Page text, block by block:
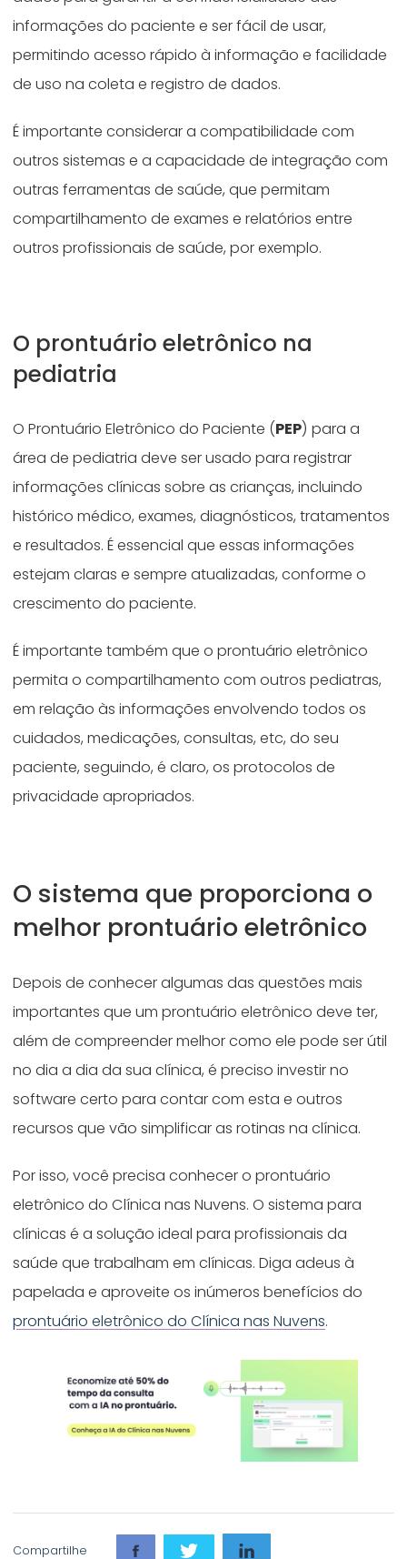
informações do paciente e ser fácil de usar,
permitindo acesso rápido à informação e facilidade
de uso na coleta e registro de dados.
É importante considerar a compatibilidade com
outros sistemas e a capacidade de integração com
outras ferramentas de saúde, que permitam
compartilhamento de exames e relatórios entre
outros profissionais de saúde, por exemplo.
O prontuário eletrônico na
pediatria
O Prontuário Eletrônico do Paciente (PEP) para a
área de pediatria deve ser usado para registrar
informações clínicas sobre as crianças, incluindo
histórico médico, exames, diagnósticos, tratamentos
e resultados. É essencial que essas informações
estejam claras e sempre atualizadas, conforme o
crescimento do paciente.
É importante também que o prontuário eletrônico
permita o compartilhamento com outros pediatras,
em relação às informações envolvendo todos os
cuidados, medicações, consultas, etc, do seu
paciente, seguindo, é claro, os protocolos de
privacidade apropriados.
O sistema que proporciona o
melhor prontuário eletrônico
Depois de conhecer algumas das questões mais
importantes que um prontuário eletrônico deve ter,
além de compreender melhor como ele pode ser útil
no dia a dia da sua clínica, é preciso investir no
software certo para contar com esta e outros
recursos que vão simplificar as rotinas na clínica.
Por isso, você precisa conhecer o prontuário
eletrônico do Clínica nas Nuvens. O sistema para
clínicas é a solução ideal para profissionais da
saúde que trabalham em clínicas. Diga adeus à
papelada e aproveite os inúmeros benefícios do
prontuário eletrônico do Clínica nas Nuvens.
Compartilhe